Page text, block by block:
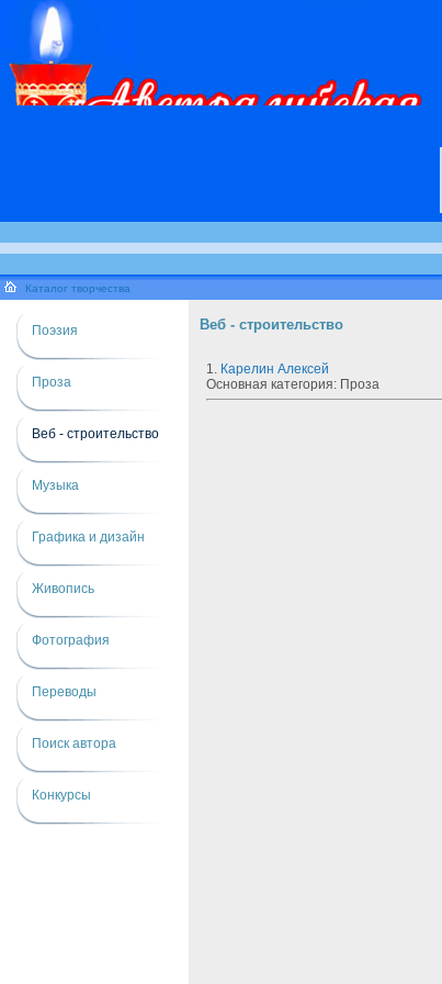
Каталог творчества
Поэзия
Проза
Веб - строительство
Музыка
Графика и дизайн
Живопись
Фотография
Переводы
Поиск автора
Конкурсы
Веб - строительство
1. Карелин Алексей
Основная категория: Проза